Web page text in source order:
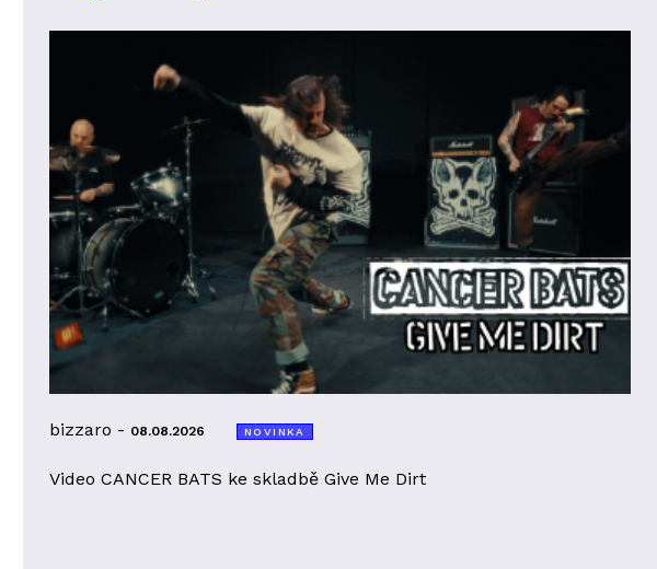
bizzaro - 08.08.2026 NOVINKA
Video CANCER BATS ke skladbě Give Me Dirt